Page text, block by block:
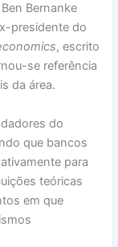
Bernanke
presidente do
, escrito
se referência
da área.
do
que bancos
para
teóricas
em que